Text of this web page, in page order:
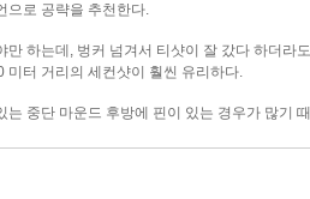
으로 공략을 추천한다.
만 하는데, 벙커 넘겨서 티샷이 잘 갔다 하더
미터 거리의 세컨샷이 훨씬 유리하다.
는 중단 마운드 후방에 핀이 있는 경우가 많기